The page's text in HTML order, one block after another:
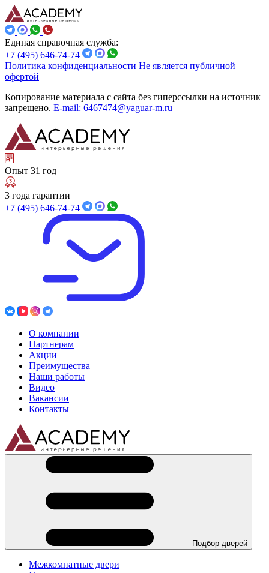
Единая справочная служба:
+7 (495) 646-74-74
Политика конфиденциальности Не является публичной
офертой
Копирование материала с сайта без гиперссылки на источник
запрещено. E-mail: 6467474@yaguar-m.ru
Опыт 31 год
3 года гарантии
+7 (495) 646-74-74
О компании
Партнерам
Акции
Преимущества
Наши работы
Видео
Вакансии
Контакты
Подбор дверей
Межкомнатные двери